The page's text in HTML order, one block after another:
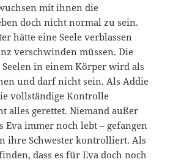
mit ihnen die
doch nicht normal zu sein.
hätte eine Seele verblassen
verschwinden müssen. Die
in einem Körper wird als
und darf nicht sein. Als Addie
vollständige Kontrolle
alles gerettet. Niemand außer
Eva immer noch lebt – gefangen
ihre Schwester kontrolliert. Als
dass es für Eva doch noch